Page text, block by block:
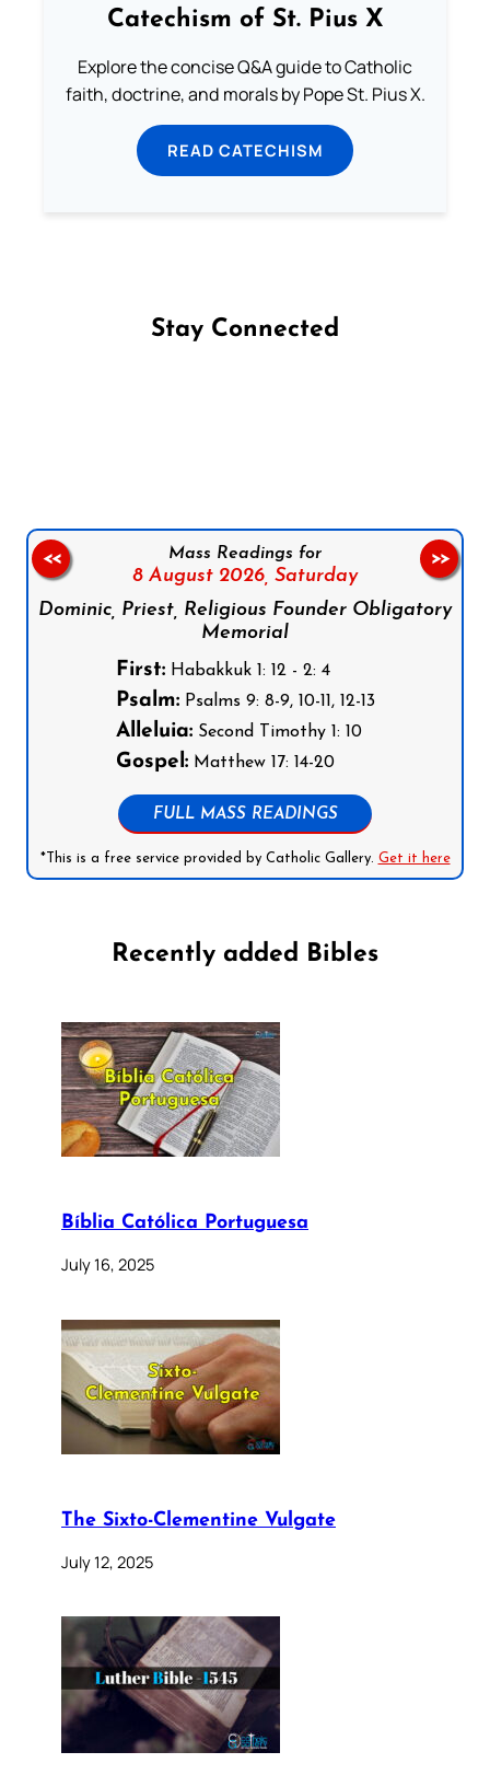
Catechism of St. Pius X
Explore the concise Q&A guide to Catholic
faith, doctrine, and morals by Pope St. Pius X.
READ CATECHISM
Stay Connected
Mass Readings for
8 August 2026, Saturday
Dominic, Priest, Religious Founder Obligatory
Memorial
First:Habakkuk 1: 12 - 2: 4
Psalm:Psalms 9: 8-9, 10-11, 12-13
Alleluia:Second Timothy 1: 10
Gospel:Matthew 17: 14-20
FULL MASS READINGS
*This is a free service provided by Catholic Gallery. Get it here
<< >>
Recently added Bibles
Bíblia Católica Portuguesa
July 16, 2025
The Sixto-Clementine Vulgate
July 12, 2025